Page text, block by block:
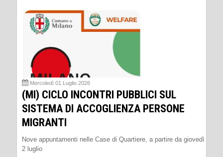
Mercoledì 01 Luglio 2026
(MI) CICLO INCONTRI PUBBLICI SUL
SISTEMA DI ACCOGLIENZA PERSONE
MIGRANTI
Nove appuntamenti nelle Case di Quartiere, a partire da giovedì
2 luglio